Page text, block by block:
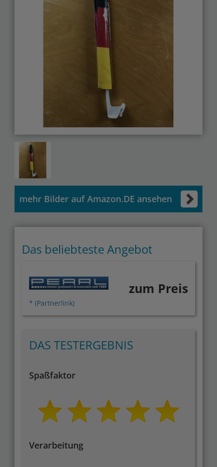
mehr Bilder auf Amazon.DE ansehen
Das beliebteste Angebot
* (Partnerlink)
zum Preis
DAS TESTERGEBNIS
Spaßfaktor
Verarbeitung